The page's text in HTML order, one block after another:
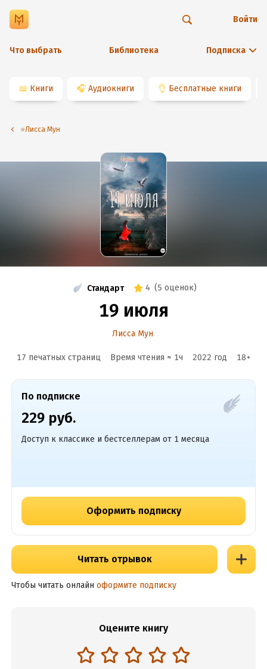
Что выбрать Библиотека Подписка
Войти
📖 Книги 🎧 Аудиокниги 👌 Бесплатные книги
⭐️Лисса Мун
Стандарт 4 (5 оценок)
19 июля
Лисса Мун
17 печатных страниц Время чтения ≈ 1ч 2022 год 18+
По подписке
229 руб.
Доступ к классике и бестселлерам от 1 месяца
Оформить подписку
Читать отрывок
Чтобы читать онлайн оформите подписку
Оцените книгу